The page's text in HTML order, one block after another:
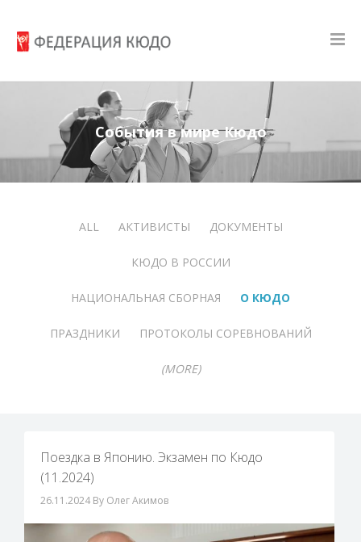
События в мире Кюдо
ALL АКТИВИСТЫ ДОКУМЕНТЫ
КЮДО В РОССИИ
НАЦИОНАЛЬНАЯ СБОРНАЯ О КЮДО
ПРАЗДНИКИ ПРОТОКОЛЫ СОРЕВНОВАНИЙ
(MORE)
Поездка в Японию. Экзамен по Кюдо
(11.2024)
26.11.2024 By Олег Акимов